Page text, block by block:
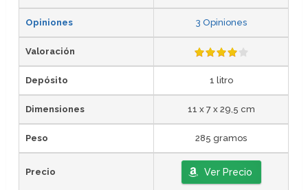
Opiniones 3 Opiniones
Valoración
Depósito 1 litro
Dimensiones 11 x 7 x 29,5 cm
Peso 285 gramos
Precio Ver Precio